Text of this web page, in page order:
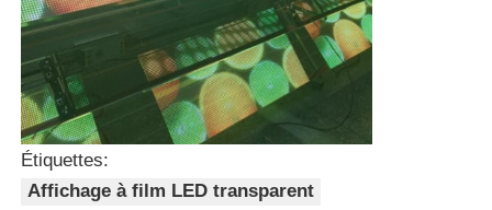
Étiquettes:
Affichage à film LED transparent